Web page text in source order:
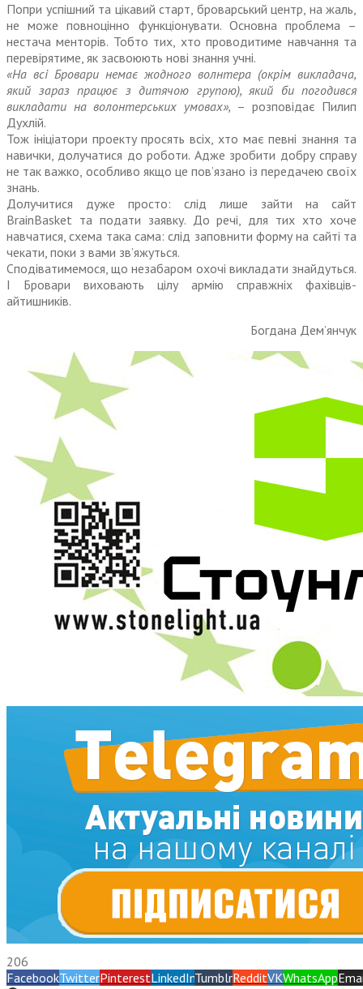
Попри успішний та цікавий старт, броварсь­кий центр, на жаль,
не може повноцінно функціонувати. Основна проблема –
нестача менторів. Тобто тих, хто проводитиме навчання та
перевірятиме, як засвоюють нові знання учні.
«На всі Бровари немає жодного волнтера (окрім викладача,
який зараз працює з дитячою групою), який би погодився
викладати на волонтерських умовах», – розповідає Пилип
Духлій.
Тож ініціатори проекту просять всіх, хто має певні знання та
навички, долучатися до роботи. Адже зробити добру справу
не так важко, особливо якщо це пов’язано із передачею своїх
знань.
Долучитися дуже просто: слід лише зайти на сайт
ВrainВasket та подати заявку. До речі, для тих хто хоче
навчатися, схема така сама: слід заповнити форму на сайті та
чекати, поки з вами зв’яжуться.
Сподіватимемося, що незабаром охочі викладати знайдуться.
І Бровари виховають цілу армію справжніх фахівців-
айтишників.
Богдана Дем’янчук
206
FacebookTwitterPinterestLinkedInTumblrRedditVKWhatsApp